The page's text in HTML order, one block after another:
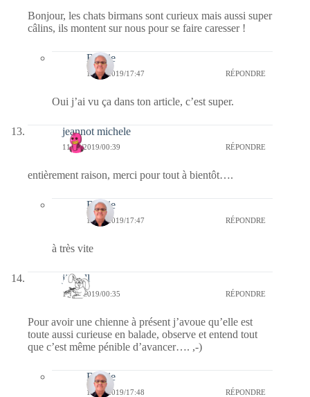
Bonjour, les chats birmans sont curieux mais aussi super
câlins, ils montent sur nous pour se faire caresser !
Bernie
11/02/2019/17:47 RÉPONDRE
Oui j’ai vu ça dans ton article, c’est super.
jeannot michele
11/02/2019/00:39 RÉPONDRE
entièrement raison, merci pour tout à bientôt….
Bernie
11/02/2019/17:47 RÉPONDRE
à très vite
jill bill
11/02/2019/00:35 RÉPONDRE
Pour avoir une chienne à présent j’avoue qu’elle est
toute aussi curieuse en balade, observe et entend tout
que c’est même pénible d’avancer…. ,-)
Bernie
11/02/2019/17:48 RÉPONDRE